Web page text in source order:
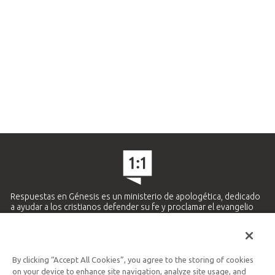
Respuestas en Génesis es un ministerio de apologética, dedicado
a ayudar a los cristianos defender su fe y proclamar el evangelio
Ministerio Hispano y Latinoamericano
By clicking “Accept All Cookies”, you agree to the storing of cookies
on your device to enhance site navigation, analyze site usage, and